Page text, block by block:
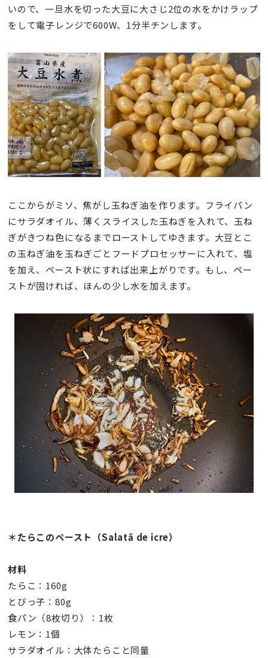
いので、一旦水を切った大豆に大さじ2位の水をかけラップ
をして電子レンジで600W、1分半チンします。
ここからがミソ、焦がし玉ねぎ油を作ります。フライパン
にサラダオイル、薄くスライスした玉ねぎを入れて、玉ね
ぎがきつね色になるまでローストしてゆきます。大豆とこ
の玉ねぎ油を玉ねぎごとフードプロセッサーに入れて、塩
を加え、ペースト状にすれば出来上がりです。もし、ペー
ストが固ければ、ほんの少し水を加えます。
＊たらこのペースト（Salată de icre）
材料
たらこ：160g
とびっ子：80g
食パン（8枚切り）：1枚
レモン：1個
サラダオイル：大体たらこと同量